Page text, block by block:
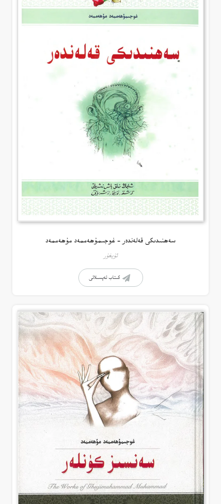
سەھنىدىكى قەلەندەر – غوجىمۇھەممەد مۇھەممەد
ئۇيغۇر
كىتاب تەپسىلاتى